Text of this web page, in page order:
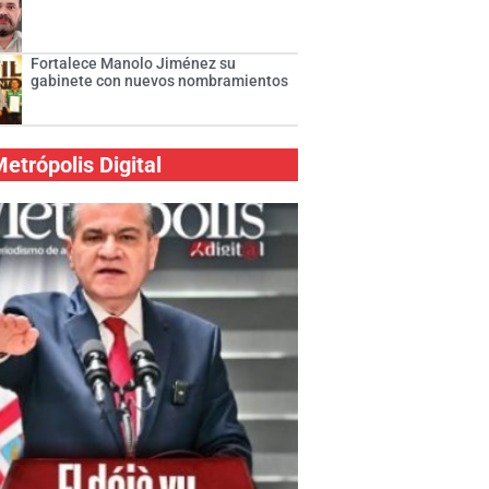
Fortalece Manolo Jiménez su
gabinete con nuevos nombramientos
Digital